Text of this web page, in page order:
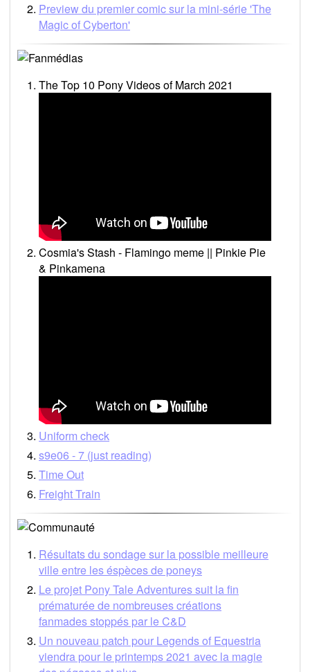
Preview du premier comic sur la mini-série 'The
Magic of Cyberton'
The Top 10 Pony Videos of March 2021
Cosmia's Stash - Flamingo meme || Pinkie Pie
& Pinkamena
Uniform check
s9e06 - 7 (just reading)
Time Out
Freight Train
Résultats du sondage sur la possible meilleure
ville entre les éspèces de poneys
Le projet Pony Tale Adventures suit la fin
prématurée de nombreuses créations
fanmades stoppés par le C&D
Un nouveau patch pour Legends of Equestria
viendra pour le printemps 2021 avec la magie